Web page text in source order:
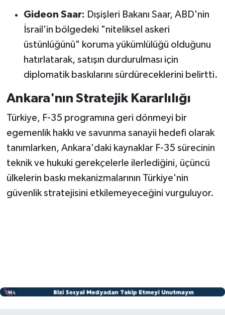
Gideon Saar: Dışişleri Bakanı Saar, ABD'nin
İsrail'in bölgedeki "niteliksel askeri
üstünlüğünü" koruma yükümlülüğü olduğunu
hatırlatarak, satışın durdurulması için
diplomatik baskılarını sürdüreceklerini belirtti.
Ankara'nın Stratejik Kararlılığı
Türkiye, F-35 programına geri dönmeyi bir
egemenlik hakkı ve savunma sanayii hedefi olarak
tanımlarken, Ankara'daki kaynaklar F-35 sürecinin
teknik ve hukuki gerekçelerle ilerlediğini, üçüncü
ülkelerin baskı mekanizmalarının Türkiye'nin
güvenlik stratejisini etkilemeyeceğini vurguluyor.